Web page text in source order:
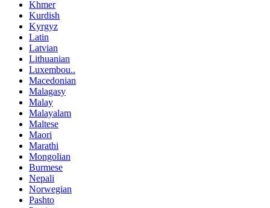
Khmer
Kurdish
Kyrgyz
Latin
Latvian
Lithuanian
Luxembou..
Macedonian
Malagasy
Malay
Malayalam
Maltese
Maori
Marathi
Mongolian
Burmese
Nepali
Norwegian
Pashto